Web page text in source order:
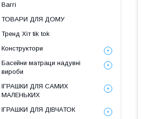
Ваггі
ТОВАРИ ДЛЯ ДОМУ
Тренд Хіт tik tok
Конструктори
Басейни матраци надувні
вироби
ІГРАШКИ ДЛЯ САМИХ
МАЛЕНЬКИХ
ІГРАШКИ ДЛЯ ДІВЧАТОК